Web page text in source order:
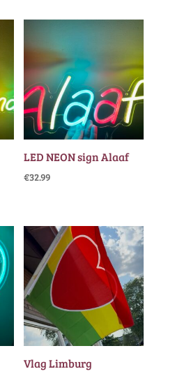
LED NEON sign Alaaf
€32.99
Vlag Limburg